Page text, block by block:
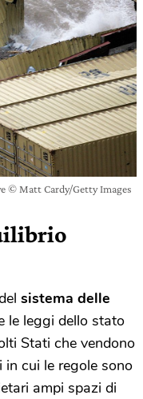
© Matt Cardy/Getty Images
sistema delle
le leggi dello stato
Stati che vendono
in cui le regole sono
ampi spazi di